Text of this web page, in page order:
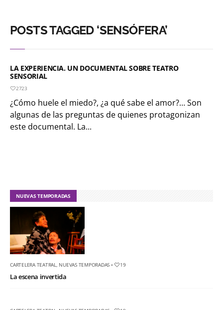
POSTS TAGGED ‘SENSÓFERA’
LA EXPERIENCIA. UN DOCUMENTAL SOBRE TEATRO
SENSORIAL
2723
¿Cómo huele el miedo?, ¿a qué sabe el amor?… Son
algunas de las preguntas de quienes protagonizan
este documental. La...
NUEVAS TEMPORADAS
CARTELERA TEATRAL NUEVAS TEMPORADAS • 19
La escena invertida